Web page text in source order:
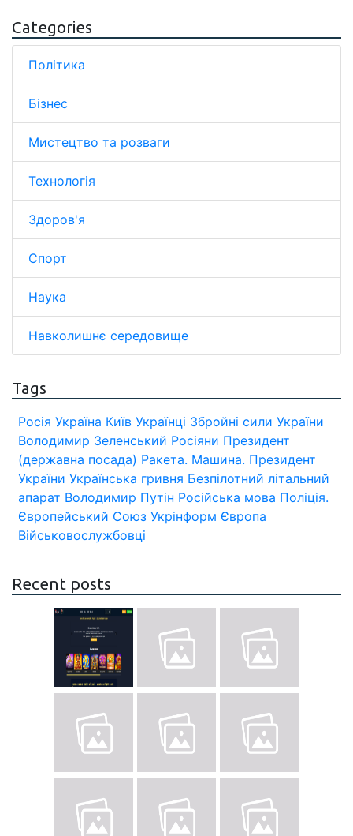
Categories
Політика
Бізнес
Мистецтво та розваги
Технологія
Здоров'я
Спорт
Наука
Навколишнє середовище
Tags
Росія Україна Київ Українці Збройні сили України
Володимир Зеленський Росіяни Президент
(державна посада) Ракета. Машина. Президент
України Українська гривня Безпілотний літальний
апарат Володимир Путін Російська мова Поліція.
Європейський Союз Укрінформ Європа
Військовослужбовці
Recent posts